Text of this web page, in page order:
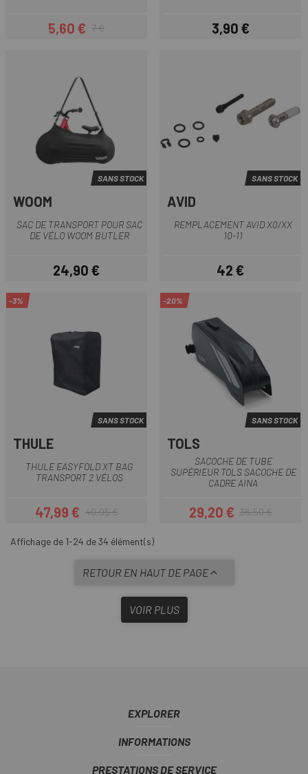
Prix
5,60 €Prix habituel
7 €
Prix
3,90 €
SANS STOCK
WOOM
SAC DE TRANSPORT POUR SAC
DE VÉLO WOOM BUTLER
Prix
24,90 €
SANS STOCK
AVID
REMPLACEMENT AVID X0/XX
10-11
Prix
42 €
-3%
SANS STOCK
THULE
THULE EASYFOLD XT BAG
TRANSPORT 2 VÉLOS
Prix
47,99 €Prix habituel
49,95 €
-20%
SANS STOCK
TOLS
SACOCHE DE TUBE
SUPÉRIEUR TOLS SACOCHE DE
CADRE AINA
Prix
29,20 €Prix habituel
36,50 €
Affichage de 1-24 de 34 élément(s)
RETOUR EN HAUT DE PAGE
VOIR PLUS
EXPLORER
INFORMATIONS
PRESTATIONS DE SERVICE